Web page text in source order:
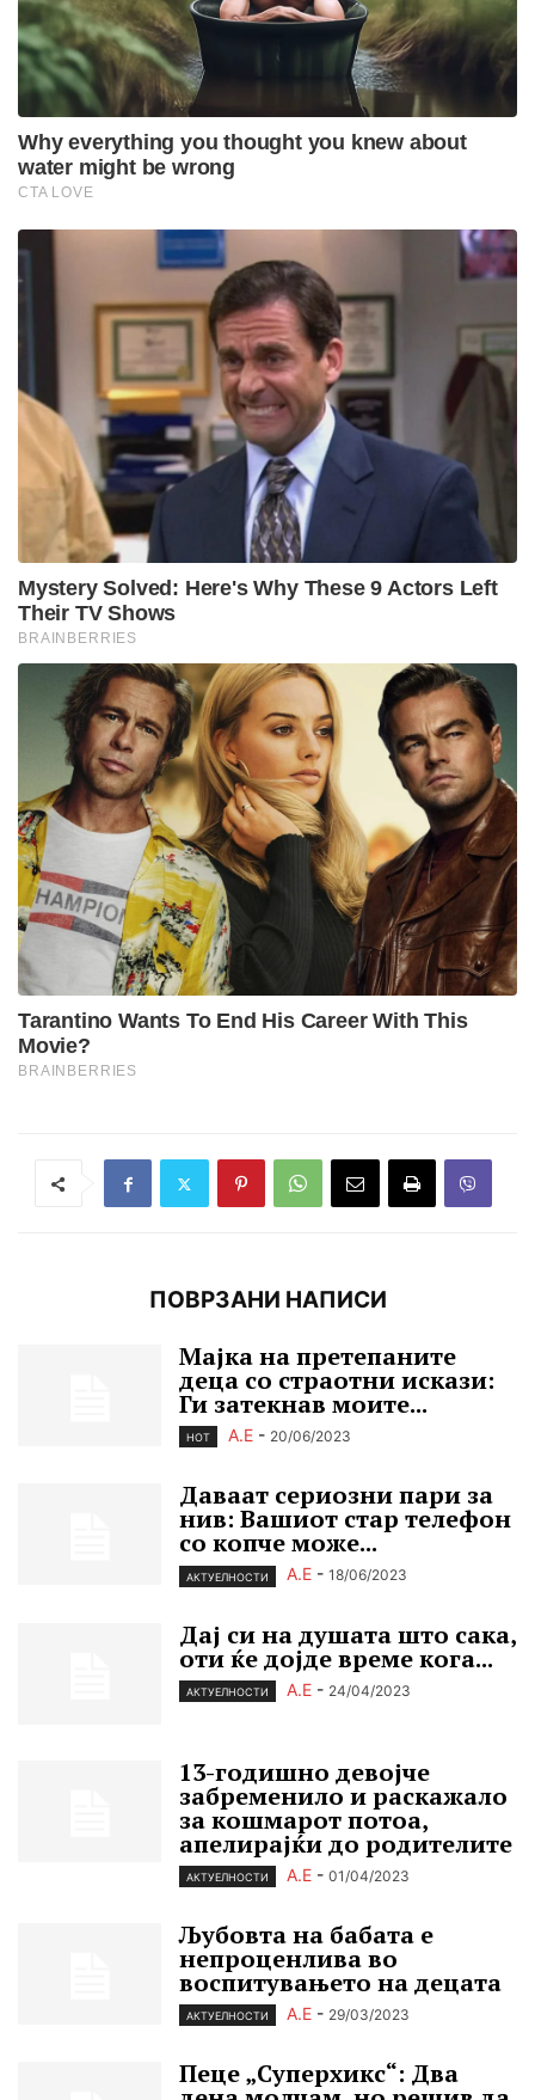
ПОВРЗАНИ НАПИСИ
Мајка на претепаните
деца со страотни искази:
Ги затекнав моите...
HOT А.Е - 20/06/2023
Даваат сериозни пари за
нив: Вашиот стар телефон
со копче може...
АКТУЕЛНОСТИ А.Е - 18/06/2023
Дај си на душата што сака,
оти ќе дојде време кога...
АКТУЕЛНОСТИ А.Е - 24/04/2023
13-годишно девојче
забременило и раскажало
за кошмарот потоа,
апелирајќи до родителите
АКТУЕЛНОСТИ А.Е - 01/04/2023
Љубовта на бабата е
непроценлива во
воспитувањето на децата
АКТУЕЛНОСТИ А.Е - 29/03/2023
Пеце „Cуперхикс“: Два